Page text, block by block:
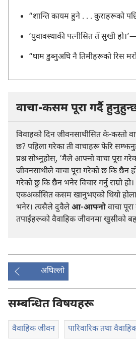
“शान्ति कायम हुने . . . कुराहरूको
‘युवावस्थाकी पत्नीसित तँ सुखी
“घाम डुब्नुअघि नै तिमीहरूको रिस
वाचा-कसम पूरा गर्दै
विवाहको दिन जीवनसाथीसित के-कस्तो
छ? पहिला गरेका ती वाचाहरू फेरि
प्रश्न सोध्नुहोस्, ‘मैले आफ्नो वाचा पूरा
जीवनसाथीले वाचा पूरा गरेको छ कि छैन
गरेको छु कि छैन भनेर विचार गर्नु राम्रो
एकअर्कासित कसम खानुभएको थियो होला,
भनेर। त्यसैले दुवैलेआ-आफ्नोवाचा
तपाईंहरूको वैवाहिक जीवनमा खुसीको
अघिल्लो
सम्बन्धित विषयहरू
वैवाहिक जीवन पारिवारिक तथा